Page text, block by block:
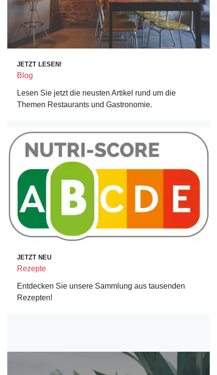
JETZT LESEN!
Blog
Lesen Sie jetzt die neusten Artikel rund um die
Themen Restaurants und Gastronomie.
JETZT NEU
Rezepte
Entdecken Sie unsere Sammlung aus tausenden
Rezepten!